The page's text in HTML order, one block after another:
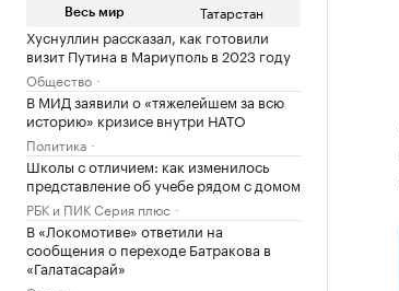
Весь мир Татарстан
Хуснуллин рассказал, как готовили
визит Путина в Мариуполь в 2023 году
Общество
В МИД заявили о «тяжелейшем за всю
историю» кризисе внутри НАТО
Политика
Школы с отличием: как изменилось
представление об учебе рядом с домом
РБК и ПИК Серия плюс
В «Локомотиве» ответили на
сообщения о переходе Батракова в
«Галатасарай»